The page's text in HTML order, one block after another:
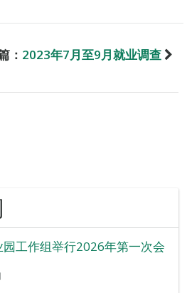
： 2023年7月至9月就业调查
工作组举行2026年第一次会